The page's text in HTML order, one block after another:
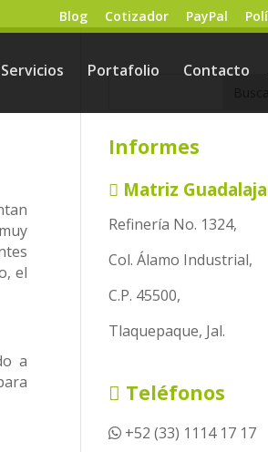
Blog Cotizador PayPal
Servicios Portafolio Contacto
el
a
Informes
Matriz
Refinería No. 1324,
Col. Álamo Industrial,
C.P. 45500,
Tlaquepaque, Jal.
Teléfonos
+52 (33) 1114 17 17